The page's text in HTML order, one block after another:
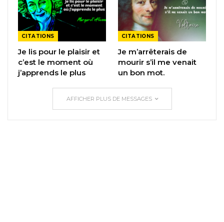
CITATIONS
Je lis pour le plaisir et
c’est le moment où
j’apprends le plus
CITATIONS
Je m’arrêterais de
mourir s’il me venait
un bon mot.
AFFICHER PLUS DE MESSAGES